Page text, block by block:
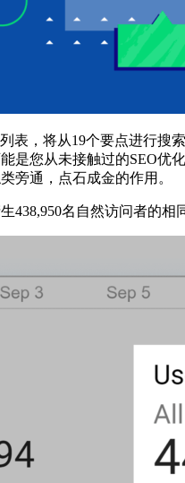
表，将从19个要点进行搜
是您从未接触过的SEO优
旁通，点石成金的作用。
438,950名自然访问者的相